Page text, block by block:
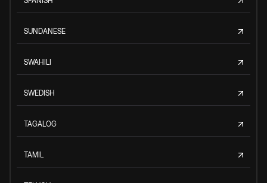
SUNDANESE
SWAHILI
SWEDISH
TAGALOG
TAMIL